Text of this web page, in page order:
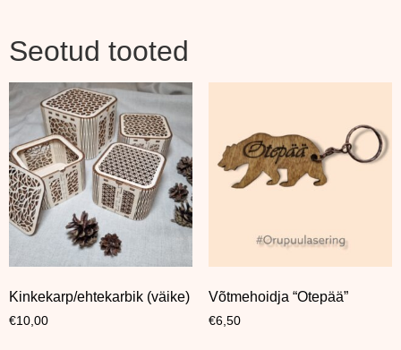
Seotud tooted
Kinkekarp/ehtekarbik (väike)
€10,00
Võtmehoidja “Otepää”
€6,50